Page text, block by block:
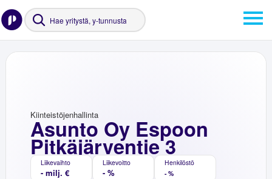
Asunto Oy Espoon
Pitkäjärventie 3
Kiinteistöjenhallinta
Liikevaihto
- milj. €
Liikevoitto
- %
Henkilöstö
- %